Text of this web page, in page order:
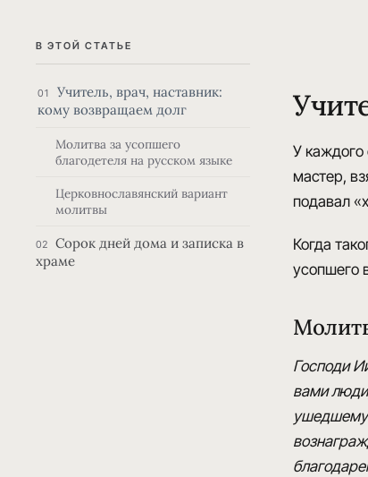
В ЭТОЙ СТАТЬЕ
01
Учитель, врач, наставник:
кому возвращаем долг
Молитва за усопшего
благодетеля на русском языке
Церковнославянский вариант
молитвы
02
Сорок дней дома и записка в
храме
У каждого
мастер,
подавал
Когда
усопшего
Господи
вами
ушедшему